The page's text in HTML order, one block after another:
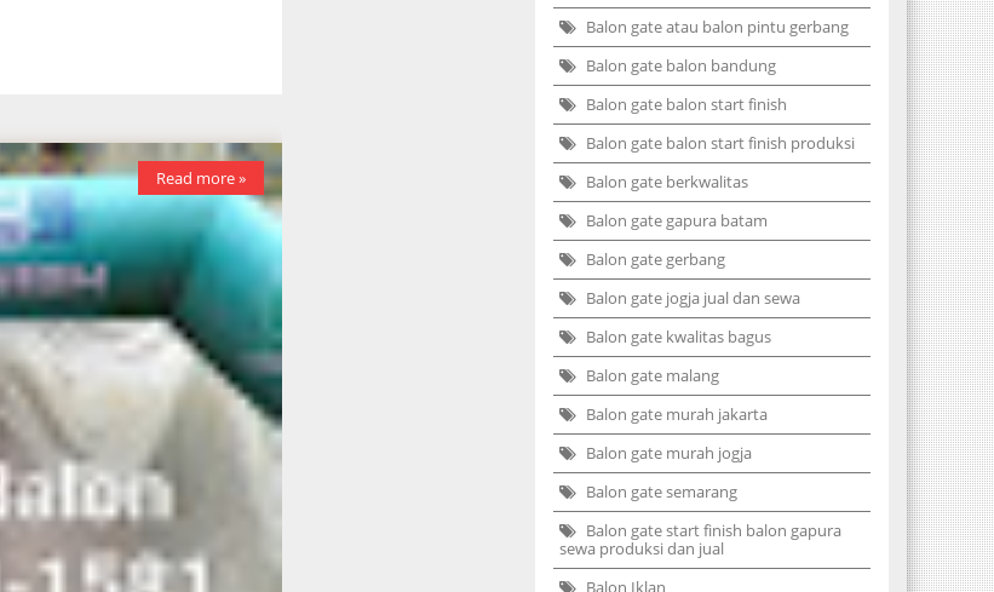
Read more »
Balon gate atau balon pintu gerbang
Balon gate balon bandung
Balon gate balon start finish
Balon gate balon start finish produksi
Balon gate berkwalitas
Balon gate gapura batam
Balon gate gerbang
Balon gate jogja jual dan sewa
Balon gate kwalitas bagus
Balon gate malang
Balon gate murah jakarta
Balon gate murah jogja
Balon gate semarang
Balon gate start finish balon gapura
sewa produksi dan jual
Balon Iklan